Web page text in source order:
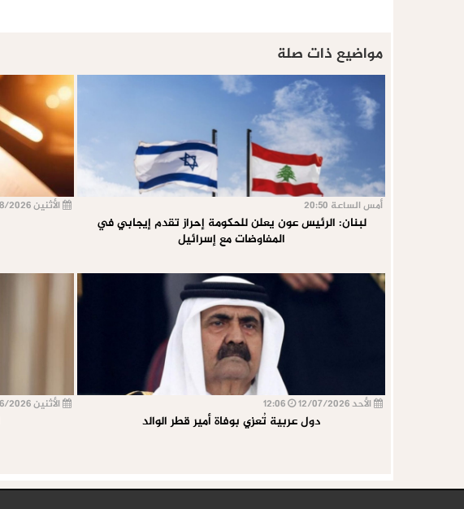
مواضيع ذات صلة
أمس الساعة 20:50
لبنان: الرئيس عون يعلن للحكومة إحراز تقدم إيجابي في
المفاوضات مع إسرائيل
الأثنين 03/08/2026
الأحد 12/07/2026
دول عربية تُعزي بوفاة أمير قطر الوالد
الأثنين 22/06/2026